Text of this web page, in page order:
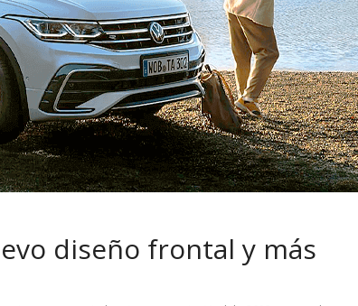
diseño frontal y más